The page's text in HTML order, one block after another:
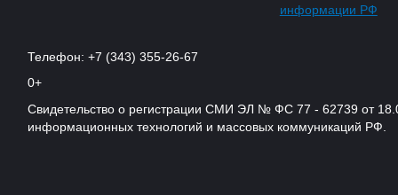
информации РФ
Телефон: +7 (343) 355-26-67
0+
Свидетельство о регистрации СМИ ЭЛ № ФС 77 - 62739 от
информационных технологий и массовых коммуникаций РФ.